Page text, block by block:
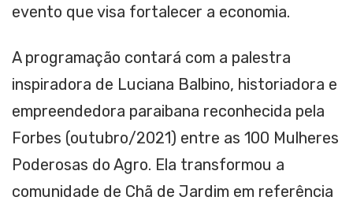
evento que visa fortalecer a economia.
A programação contará com a palestra
inspiradora de Luciana Balbino, historiadora e
empreendedora paraibana reconhecida pela
Forbes (outubro/2021) entre as 100 Mulheres
Poderosas do Agro. Ela transformou a
comunidade de Chã de Jardim em referência